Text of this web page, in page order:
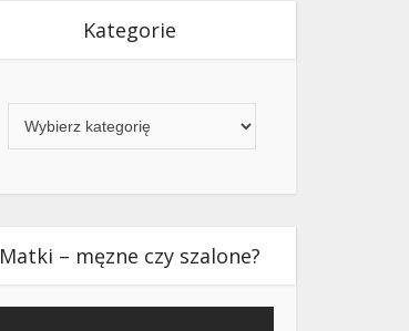
Kategorie
Matki – męzne czy szalone?